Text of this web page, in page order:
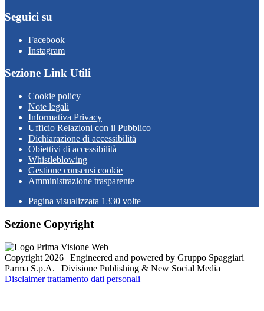
Seguici su
Facebook
Instagram
Sezione Link Utili
Cookie policy
Note legali
Informativa Privacy
Ufficio Relazioni con il Pubblico
Dichiarazione di accessibilità
Obiettivi di accessibilità
Whistleblowing
Gestione consensi cookie
Amministrazione trasparente
Pagina visualizzata 1330 volte
Sezione Copyright
Copyright 2026 | Engineered and powered by Gruppo Spaggiari
Parma S.p.A. | Divisione Publishing & New Social Media
Disclaimer trattamento dati personali